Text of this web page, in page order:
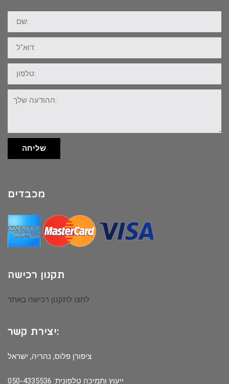
שם:
דוא"ל:
טלפון:
ההודעה
שלך:
שליחה
מכבדים
תקנון רכישה
לחצו לתקנון רכישה באתר
יצירת קשר:
ציפורן פלוס, נהריה, ישראל
ייעוץ ותמיכה טלפונית: 050-4335536